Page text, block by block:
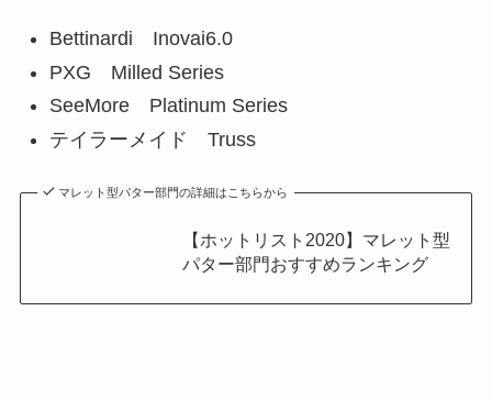
Bettinardi Inovai6.0
PXG Milled Series
SeeMore Platinum Series
テイラーメイド Truss
マレット型パター部門の詳細はこちらから
【ホットリスト2020】マレット型
パター部門おすすめランキング